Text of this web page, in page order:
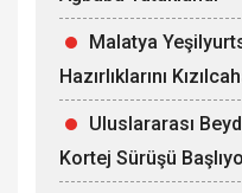
Malatya
Hazırlıklarını
Uluslararası
Kortej Sürüşü